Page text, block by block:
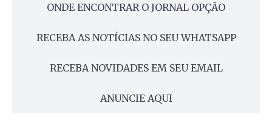
ONDE ENCONTRAR O JORNAL OPÇÃO
RECEBA AS NOTÍCIAS NO SEU WHATSAPP
RECEBA NOVIDADES EM SEU EMAIL
ANUNCIE AQUI